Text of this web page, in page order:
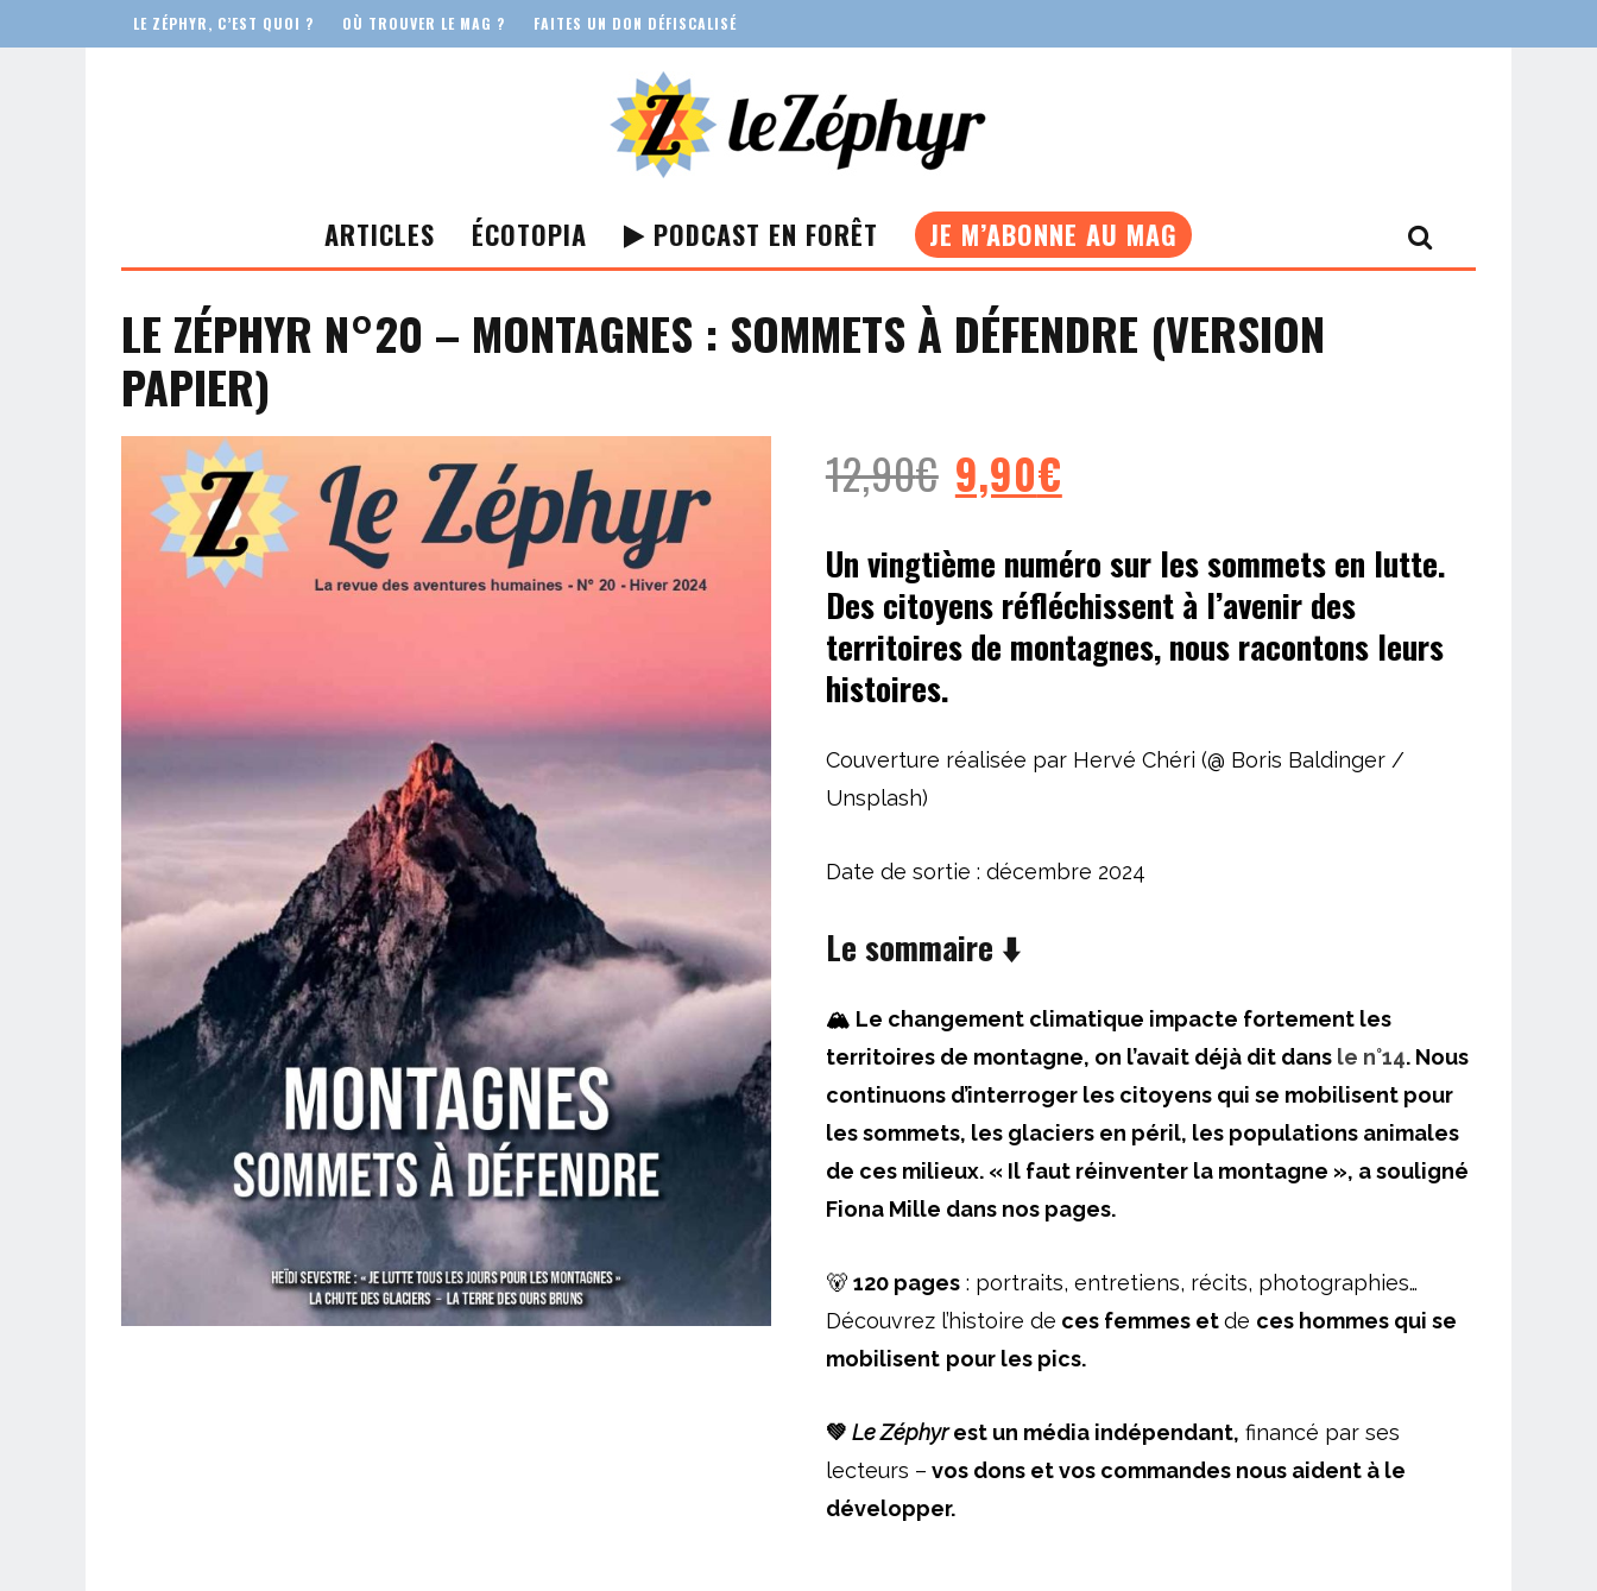
LE ZÉPHYR, C’EST QUOI ? OÙ TROUVER LE MAG ? FAITES UN DON DÉFISCALISÉ
ARTICLES ÉCOTOPIA PODCAST EN FORÊT JE M’ABONNE AU MAG
LE ZÉPHYR N°20 – MONTAGNES : SOMMETS À DÉFENDRE (VERSION
PAPIER)
12,90€ Le
prix
initial
12,90€.
9,90€
prix
actuel
9,90€.
Un vingtième numéro sur les sommets en lutte.
Des citoyens réfléchissent à l’avenir des
territoires de montagnes, nous racontons leurs
histoires.
Couverture réalisée par Hervé Chéri (@ Boris Baldinger /
Unsplash)
Date de sortie : décembre 2024
Le sommaire ⬇️
🏔️ Le changement climatique impacte fortement les
territoires de montagne, on l’avait déjà dit dans le n°14. Nous
continuons d’interroger les citoyens qui se mobilisent pour
les sommets, les glaciers en péril, les populations animales
de ces milieux. « Il faut réinventer la montagne », a souligné
Fiona Mille dans nos pages.
🐻 120 pages: portraits, entretiens, récits, photographies…
Découvrez l’histoire de ces femmes etde ces hommes qui se
mobilisent pour les pics.
💚 Le Zéphyrest un média indépendant, financé par ses
lecteurs – vos dons et vos commandes nous aident à le
développer.